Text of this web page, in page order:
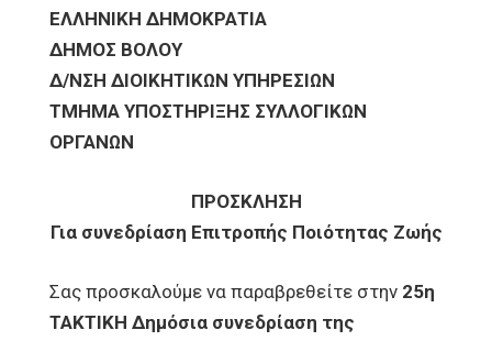
ΕΛΛΗΝΙΚΗ ΔΗΜΟΚΡΑΤΙΑ
ΔΗΜΟΣ ΒΟΛΟΥ
Δ/ΝΣΗ ΔΙΟΙΚΗΤΙΚΩΝ ΥΠΗΡΕΣΙΩΝ
ΤΜΗΜΑ ΥΠΟΣΤΗΡΙΞΗΣ ΣΥΛΛΟΓΙΚΩΝ
ΟΡΓΑΝΩΝ
ΠΡΟΣΚΛΗΣΗ
Για συνεδρίαση Επιτροπής Ποιότητας Ζωής
Σας προσκαλούμε να παραβρεθείτε στην 25η
ΤΑΚΤΙΚΗ Δημόσια συνεδρίαση της